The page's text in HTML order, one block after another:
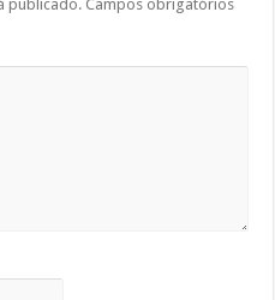
publicado. Campos obrigatórios